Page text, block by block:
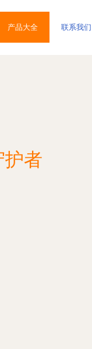
产品大全 联系我们
护者